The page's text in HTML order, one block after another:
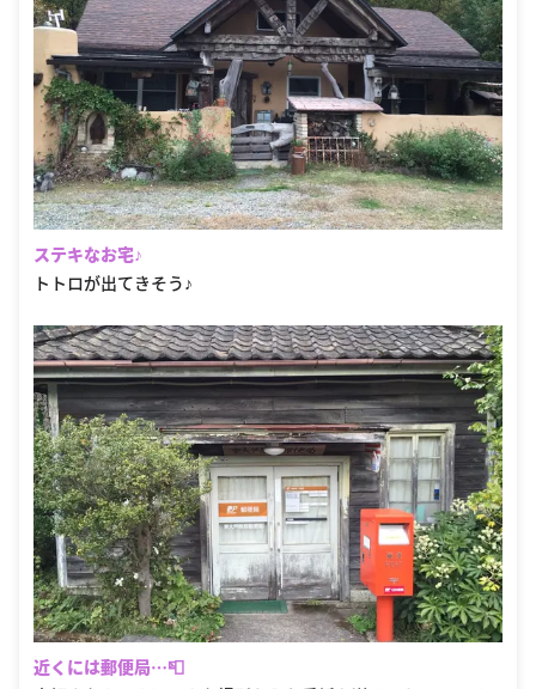
ステキなお宅♪
トトロが出てきそう♪
近くには郵便局…📮